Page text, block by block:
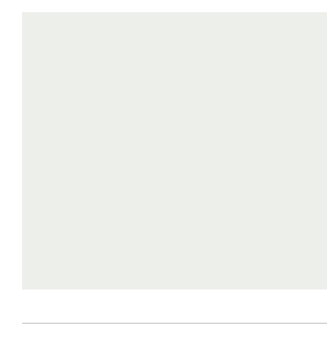
na indústria cinematográfica.